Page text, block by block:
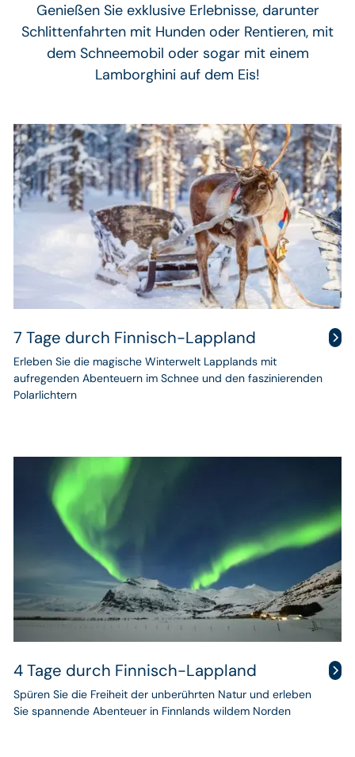
Genießen Sie exklusive Erlebnisse, darunter
Schlittenfahrten mit Hunden oder Rentieren, mit
dem Schneemobil oder sogar mit einem
Lamborghini auf dem Eis!
7 Tage durch Finnisch-Lappland
Erleben Sie die magische Winterwelt Lapplands mit
aufregenden Abenteuern im Schnee und den faszinierenden
Polarlichtern
Finnisch-
Lappland
4 Tage durch Finnisch-Lappland
Spüren Sie die Freiheit der unberührten Natur und erleben
Sie spannende Abenteuer in Finnlands wildem Norden